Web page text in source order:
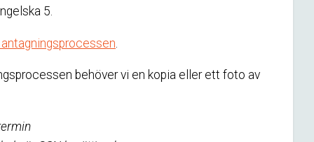
5.
behöver vi en kopia eller ett foto av